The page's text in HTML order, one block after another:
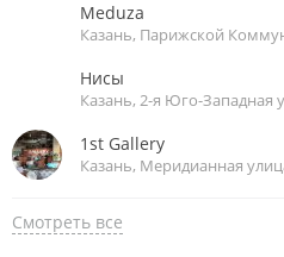
Meduza
Казань, Парижской
Нисы
Казань, 2-я Юго-Западная
1st Gallery
Казань, Меридианная
Смотреть все